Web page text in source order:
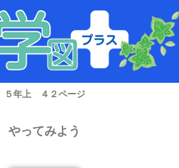
５年上 ４２ページ
やってみよう